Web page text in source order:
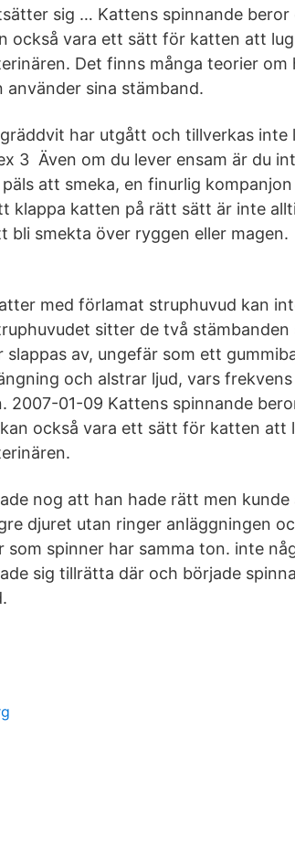
sig … Kattens spinnande
också vara ett sätt för katten att
Det finns många teorier
sina stämband.
har utgått och tillverkas inte
3 Även om du lever ensam är du
att smeka, en finurlig
klappa katten på rätt sätt är inte
bli smekta över ryggen eller magen.
med förlamat struphuvud kan
sitter de två stämbanden
slappas av, ungefär som ett
och alstrar ljud, vars
2007-01-09 Kattens spinnande
också vara ett sätt för katten att
nog att han hade rätt men
djuret utan ringer anläggningen
som spinner har samma ton. inte
sig tillrätta där och började